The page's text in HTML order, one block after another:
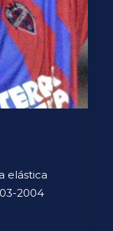
elástica
2004